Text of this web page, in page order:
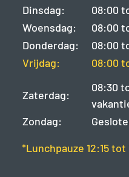
Dinsdag:
08:00
Woensdag:
08:00
Donderdag:
08:00
Vrijdag:
08:00
Zaterdag:
08:30
Zondag:
*Lunchpauze 12:15 tot